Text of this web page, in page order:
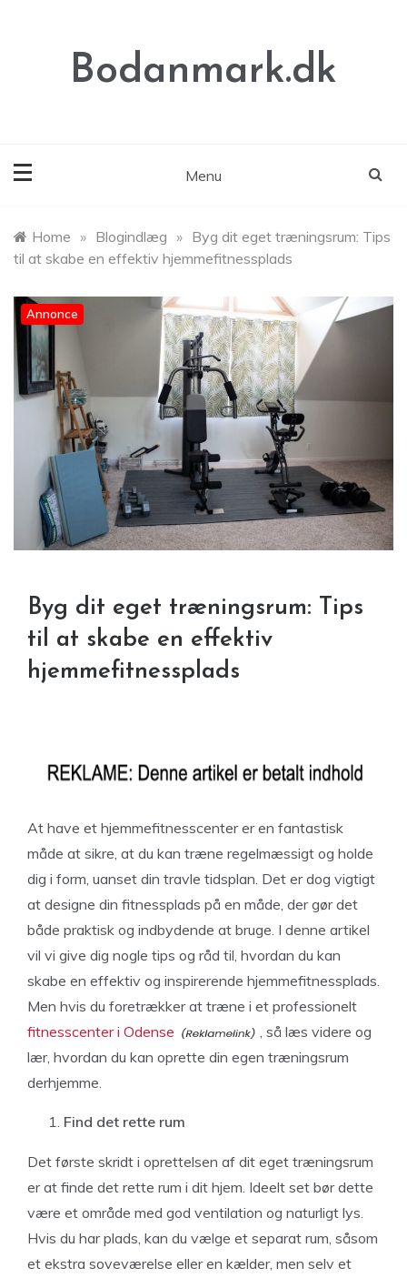
Bodanmark.dk
Menu
Home » Blogindlæg » Byg dit eget træningsrum: Tips
til at skabe en effektiv hjemmefitnessplads
Annonce
Byg dit eget træningsrum: Tips
til at skabe en effektiv
hjemmefitnessplads
At have et hjemmefitnesscenter er en fantastisk
måde at sikre, at du kan træne regelmæssigt og holde
dig i form, uanset din travle tidsplan. Det er dog vigtigt
at designe din fitnessplads på en måde, der gør det
både praktisk og indbydende at bruge. I denne artikel
vil vi give dig nogle tips og råd til, hvordan du kan
skabe en effektiv og inspirerende hjemmefitnessplads.
Men hvis du foretrækker at træne i et professionelt
fitnesscenter i Odense
, så læs videre og
lær, hvordan du kan oprette din egen træningsrum
derhjemme.
Find det rette rum
Det første skridt i oprettelsen af dit eget træningsrum
er at finde det rette rum i dit hjem. Ideelt set bør dette
være et område med god ventilation og naturligt lys.
Hvis du har plads, kan du vælge et separat rum, såsom
et ekstra soveværelse eller en kælder, men selv et